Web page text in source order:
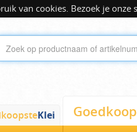
van cookies. Bezoek je
Klei